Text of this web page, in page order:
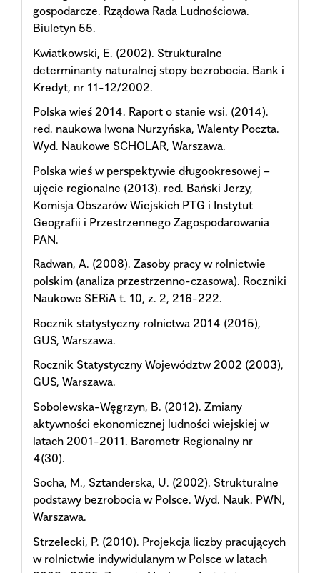
gospodarcze. Rządowa Rada Ludnościowa.
Biuletyn 55.
Kwiatkowski, E. (2002). Strukturalne
determinanty naturalnej stopy bezrobocia. Bank i
Kredyt, nr 11-12/2002.
Polska wieś 2014. Raport o stanie wsi. (2014).
red. naukowa Iwona Nurzyńska, Walenty Poczta.
Wyd. Naukowe SCHOLAR, Warszawa.
Polska wieś w perspektywie długookresowej –
ujęcie regionalne (2013). red. Bański Jerzy,
Komisja Obszarów Wiejskich PTG i Instytut
Geografii i Przestrzennego Zagospodarowania
PAN.
Radwan, A. (2008). Zasoby pracy w rolnictwie
polskim (analiza przestrzenno-czasowa). Roczniki
Naukowe SERiA t. 10, z. 2, 216-222.
Rocznik statystyczny rolnictwa 2014 (2015),
GUS, Warszawa.
Rocznik Statystyczny Województw 2002 (2003),
GUS, Warszawa.
Sobolewska-Węgrzyn, B. (2012). Zmiany
aktywności ekonomicznej ludności wiejskiej w
latach 2001-2011. Barometr Regionalny nr
4(30).
Socha, M., Sztanderska, U. (2002). Strukturalne
podstawy bezrobocia w Polsce. Wyd. Nauk. PWN,
Warszawa.
Strzelecki, P. (2010). Projekcja liczby pracujących
w rolnictwie indywidulanym w Polsce w latach